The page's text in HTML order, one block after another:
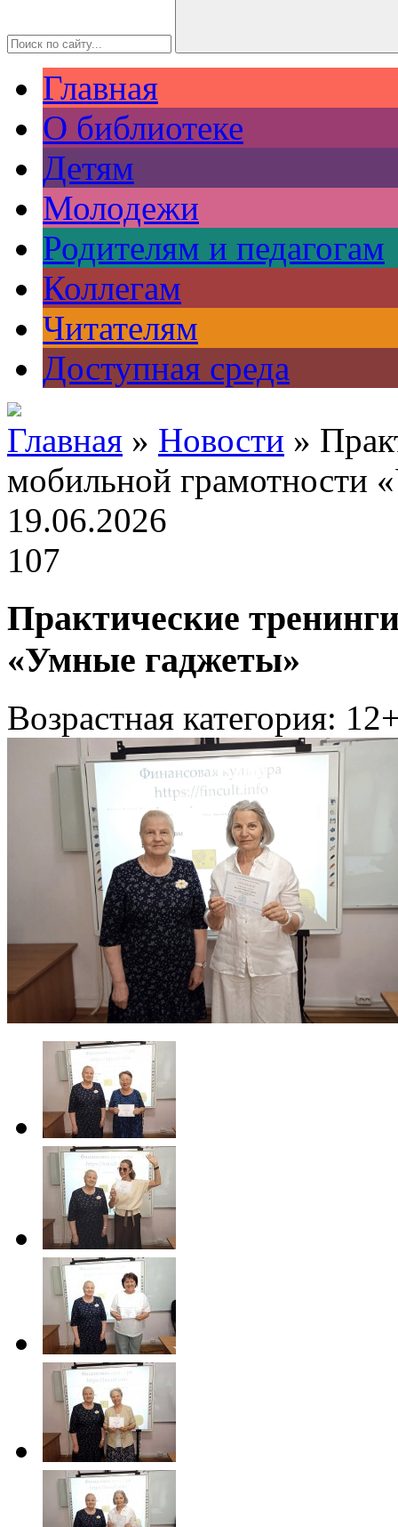
Главная
О библиотеке
Детям
Молодежи
Родителям и педагогам
Коллегам
Читателям
Доступная среда
Главная » Новости »
мобильной грамотности
19.06.2026
107
Практические
«Умные гаджеты»
Возрастная категория: